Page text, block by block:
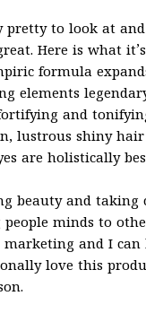
pretty to look at
Here is what
formula
elements
and
lustrous shiny
are holistically
beauty and taking
minds to
marketing and I can
love this